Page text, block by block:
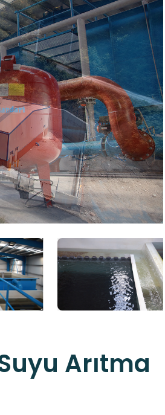
Arıtma